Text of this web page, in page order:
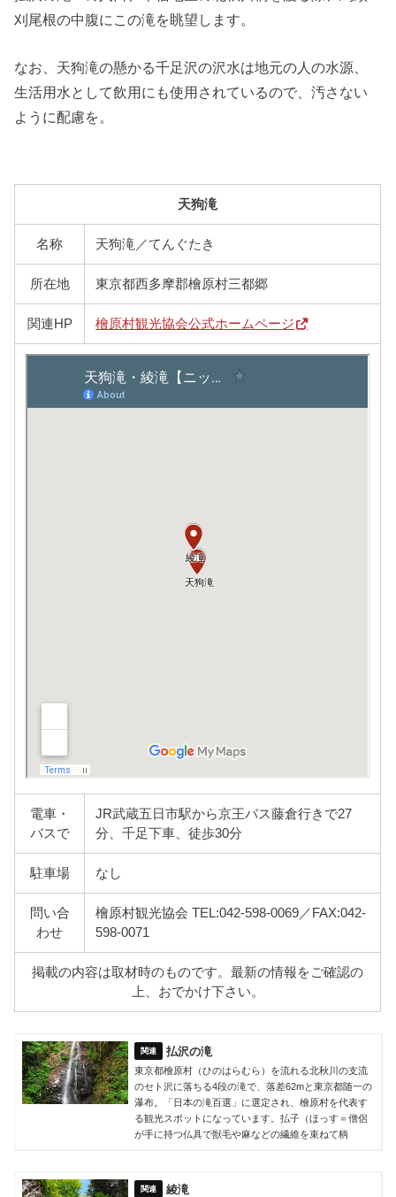
刈尾根の中腹にこの滝を眺望します。
なお、天狗滝の懸かる千足沢の沢水は地元の人の水源、
生活用水として飲用にも使用されているので、汚さない
ように配慮を。
天狗滝
名称 天狗滝／てんぐたき
所在地 東京都西多摩郡檜原村三都郷
関連HP 檜原村観光協会公式ホームページ
電車・
バスで
JR武蔵五日市駅から京王バス藤倉行きで27
分、千足下車、徒歩30分
駐車場 なし
問い合
わせ
檜原村観光協会 TEL:042-598-0069／FAX:042-
598-0071
掲載の内容は取材時のものです。最新の情報をご確認の
上、おでかけ下さい。
払沢の滝
東京都檜原村（ひのはらむら）を流れる北秋川の支流
のセト沢に落ちる4段の滝で、落差62mと東京都随一の
瀑布。「日本の滝百選」に選定され、檜原村を代表す
る観光スポットになっています。払子（ほっす＝僧侶
が手に持つ仏具で獣毛や麻などの繊維を束ねて柄
綾滝